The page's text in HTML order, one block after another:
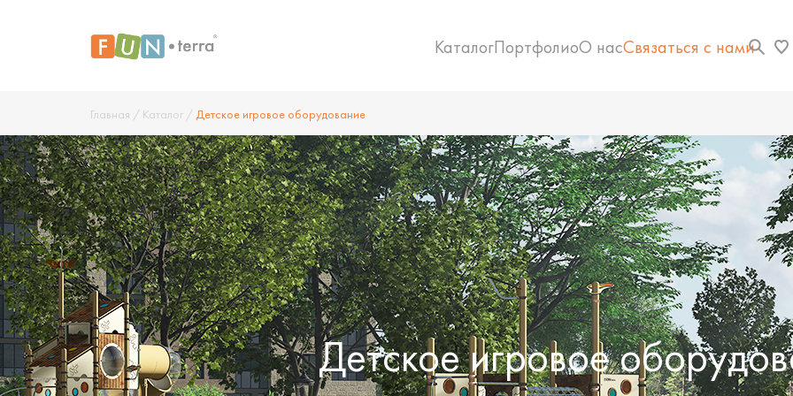
КаталогПортфолиоО насСвязаться с нами
Главная / Каталог / Детское игровое оборудование
Детское игровое